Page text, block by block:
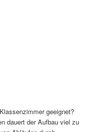
geeignet?
dauert der Aufbau viel zu